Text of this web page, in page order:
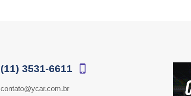
(11) 3531-6611
contato@ycar.com.br